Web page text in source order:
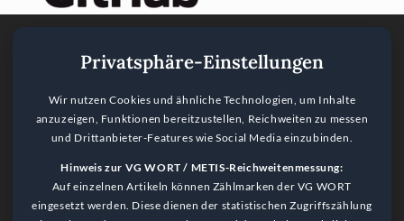
Privatsphäre-Einstellungen
Wir nutzen Cookies und ähnliche Technologien, um Inhalte
anzuzeigen, Funktionen bereitzustellen, Reichweiten zu messen
und Drittanbieter-Features wie Social Media einzubinden.
Hinweis zur VG WORT / METIS-Reichweitenmessung:
Auf einzelnen Artikeln können Zählmarken der VG WORT
eingesetzt werden. Diese dienen der statistischen Zugriffszählung